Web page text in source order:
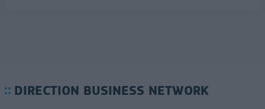
DIRECTION BUSINESS NETWORK